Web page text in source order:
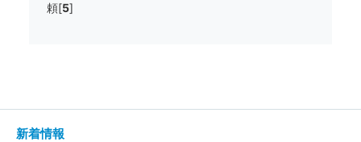
頼[5]
新着情報